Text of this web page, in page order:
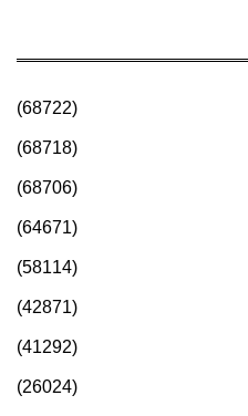
(68722)
(68718)
(68706)
(64671)
(58114)
(42871)
(41292)
(26024)